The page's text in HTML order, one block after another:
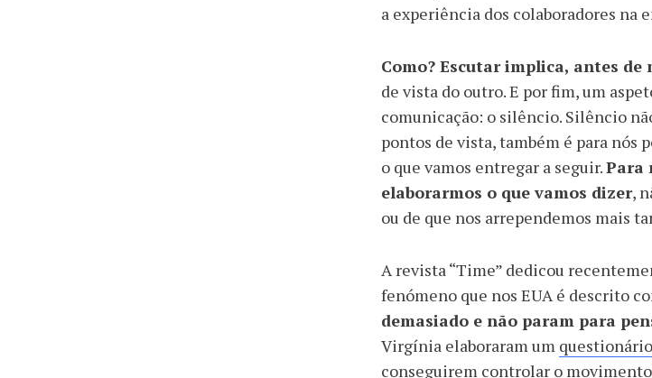
a experiência dos colaboradores na
Como? Escutar implica, antes
de vista do outro. E por fim, um
comunicação: o silêncio. Silêncio
pontos de vista, também é para nós
o que vamos entregar a seguir.Para
elaborarmos o que vamos dizer,
ou de que nos arrependemos mais
A revista “Time” dedicou
fenómeno que nos EUA é descrito
demasiado e não param para
Virgínia elaboraram um questionário
conseguirem controlar o